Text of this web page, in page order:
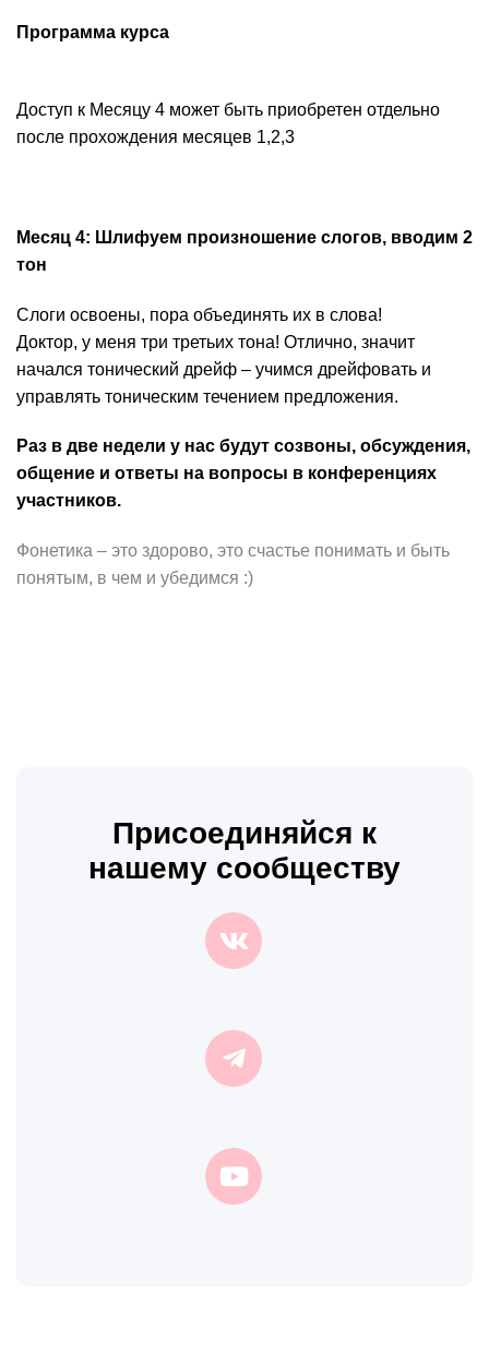
Программа курса
Доступ к Месяцу 4 может быть приобретен отдельно
после прохождения месяцев 1,2,3
Месяц 4: Шлифуем произношение слогов, вводим 2
тон
Слоги освоены, пора объединять их в слова!
Доктор, у меня три третьих тона! Отлично, значит
начался тонический дрейф – учимся дрейфовать и
управлять тоническим течением предложения.
Раз в две недели у нас будут созвоны, обсуждения,
общение и ответы на вопросы в конференциях
участников.
Фонетика – это здорово, это счастье понимать и быть
понятым, в чем и убедимся :)
Присоединяйся к
нашему сообществу